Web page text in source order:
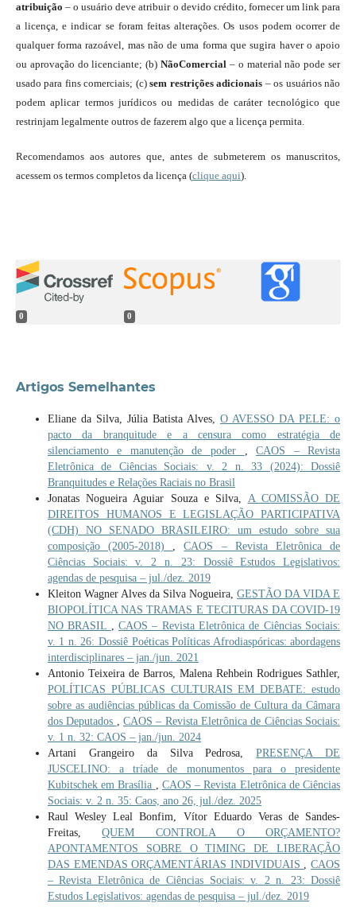
atribuição – o usuário deve atribuir o devido crédito, fornecer um link para
a licença, e indicar se foram feitas alterações. Os usos podem ocorrer de
qualquer forma razoável, mas não de uma forma que sugira haver o apoio
ou aprovação do licenciante; (b)NãoComercial – o material não pode ser
usado para fins comerciais; (c)sem restrições adicionais – os usuários não
podem aplicar termos jurídicos ou medidas de caráter tecnológico que
restrinjam legalmente outros de fazerem algo que a licença permita.
Recomendamos aos autores que, antes de submeterem os manuscritos,
acessem os termos completos da licença (clique aqui).
0 0
Artigos Semelhantes
Eliane da Silva, Júlia Batista Alves,O AVESSO DA PELE: o
pacto da branquitude e a censura como estratégia de
silenciamento e manutenção de poder
,CAOS – Revista
Eletrônica de Ciências Sociais: v. 2 n. 33 (2024): Dossiê
Branquitudes e Relações Raciais no Brasil
Jonatas Nogueira Aguiar Souza e Silva, A COMISSÃO DE
DIREITOS HUMANOS E LEGISLAÇÃO PARTICIPATIVA
(CDH) NO SENADO BRASILEIRO: um estudo sobre sua
composição (2005-2018)
,CAOS – Revista Eletrônica de
Ciências Sociais: v. 2 n. 23: Dossiê Estudos Legislativos:
agendas de pesquisa – jul./dez. 2019
Kleiton Wagner Alves da Silva Nogueira,GESTÃO DA VIDA E
BIOPOLÍTICA NAS TRAMAS E TECITURAS DA COVID-19
NO BRASIL
CAOS – Revista Eletrônica de Ciências Sociais:
v. 1 n. 26: Dossiê Poéticas Políticas Afrodiaspóricas: abordagens
interdisciplinares – jan./jun. 2021
Antonio Teixeira de Barros, Malena Rehbein Rodrigues Sathler,
POLÍTICAS PÚBLICAS CULTURAIS EM DEBATE: estudo
sobre as audiências públicas da Comissão de Cultura da Câmara
dos Deputados
CAOS – Revista Eletrônica de Ciências Sociais:
v. 1 n. 32: CAOS – jan./jun. 2024
Artani Grangeiro da Silva Pedrosa,PRESENÇA DE
JUSCELINO: a tríade de monumentos para o presidente
Kubitschek em Brasília
CAOS – Revista Eletrônica de Ciências
Sociais: v. 2 n. 35: Caos, ano 26, jul./dez. 2025
Raul Wesley Leal Bonfim, Vítor Eduardo Veras de Sandes-
Freitas,QUEM CONTROLA O ORÇAMENTO?
APONTAMENTOS SOBRE O TIMING DE LIBERAÇÃO
DAS EMENDAS ORÇAMENTÁRIAS INDIVIDUAIS
,CAOS
– Revista Eletrônica de Ciências Sociais: v. 2 n. 23: Dossiê
Estudos Legislativos: agendas de pesquisa – jul./dez. 2019